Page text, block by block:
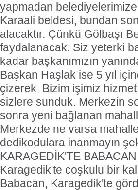
yapmadan
Karaali beldesi, bundan
alacaktır. Çünkü Gölbaşı
faydalanacak. Siz yeterki
kadar başkanımızın
Başkan Haşlak ise 5 yıl
çizerek  Bizim işimiz
sizlere sunduk. Merkezin
sonra yeni bağlanan
Merkezde ne varsa
dedikodulara inanmayın
KARAGEDİK'TE
Karagedik'te coşkulu bir
Babacan, Karagedik'te